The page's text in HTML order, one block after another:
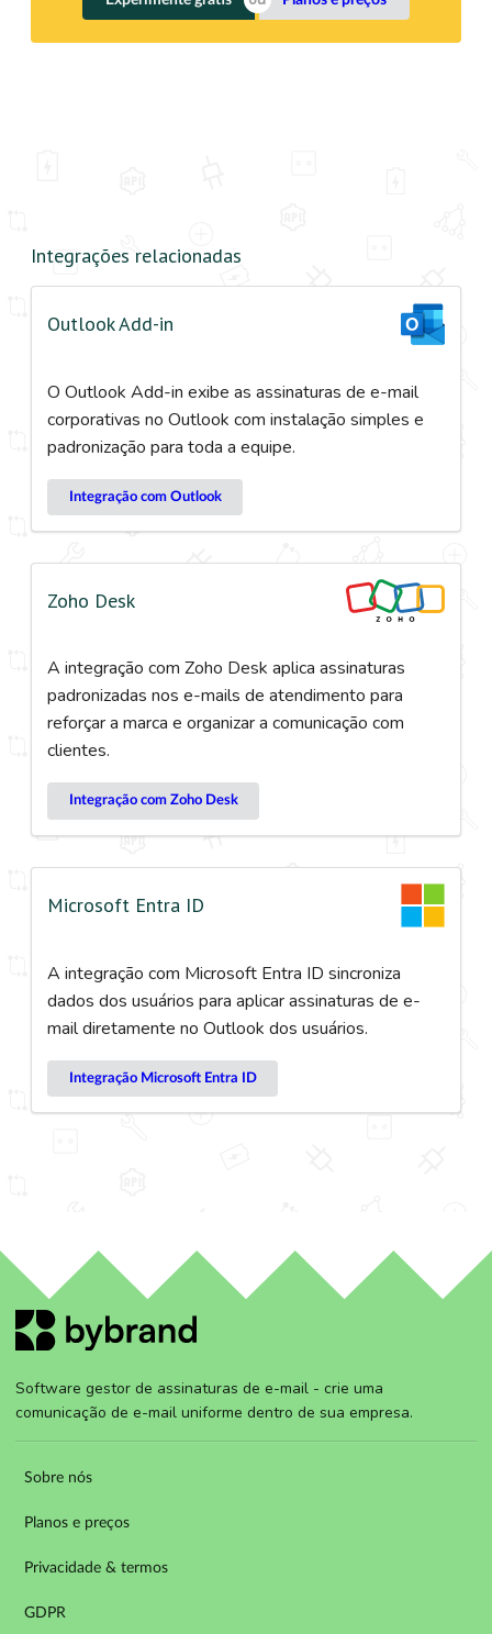
Integrações relacionadas
Outlook Add-in
O Outlook Add-in exibe as assinaturas de e-mail
corporativas no Outlook com instalação simples e
padronização para toda a equipe.
Integração com Outlook
Zoho Desk
A integração com Zoho Desk aplica assinaturas
padronizadas nos e-mails de atendimento para
reforçar a marca e organizar a comunicação com
clientes.
Integração com Zoho Desk
Microsoft Entra ID
A integração com Microsoft Entra ID sincroniza
dados dos usuários para aplicar assinaturas de e-
mail diretamente no Outlook dos usuários.
Integração Microsoft Entra ID
Software gestor de assinaturas de e-mail - crie uma
comunicação de e-mail uniforme dentro de sua empresa.
Sobre nós
Planos e preços
Privacidade & termos
GDPR